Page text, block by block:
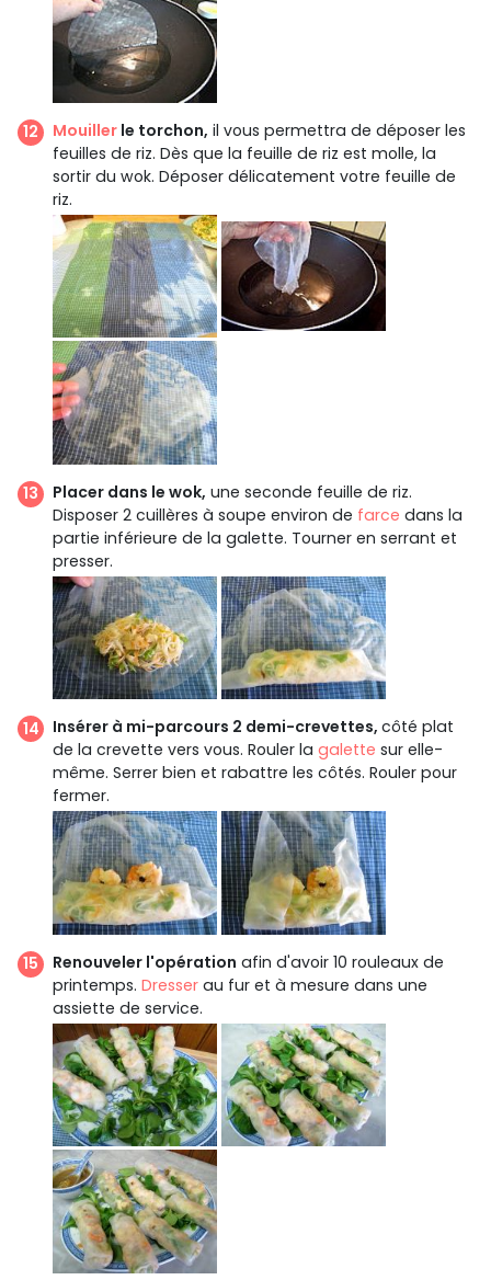
Mouiller le torchon, il vous permettra de déposer les
feuilles de riz. Dès que la feuille de riz est molle, la
sortir du wok. Déposer délicatement votre feuille de
riz.
Placer dans le wok, une seconde feuille de riz.
Disposer 2 cuillères à soupe environ de farce dans la
partie inférieure de la galette. Tourner en serrant et
presser.
Insérer à mi-parcours 2 demi-crevettes, côté plat
de la crevette vers vous. Rouler la galette sur elle-
même. Serrer bien et rabattre les côtés. Rouler pour
fermer.
Renouveler l'opération afin d'avoir 10 rouleaux de
printemps. Dresser au fur et à mesure dans une
assiette de service.